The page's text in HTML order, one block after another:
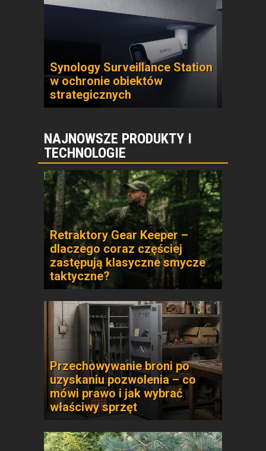
Synology Surveillance Station
w ochronie obiektów
strategicznych
NAJNOWSZE PRODUKTY I
TECHNOLOGIE
Retraktory Gear Keeper –
dlaczego coraz częściej
zastępują klasyczne smycze
taktyczne?
Przechowywanie broni po
uzyskaniu pozwolenia – co
mówi prawo i jak wybrać
właściwy sprzęt